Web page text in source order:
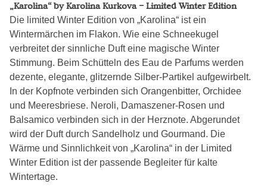
„Karolina“ by Karolina Kurkova – Limited Winter Edition
Die limited Winter Edition von „Karolina“ ist ein
Wintermärchen im Flakon. Wie eine Schneekugel
verbreitet der sinnliche Duft eine magische Winter
Stimmung. Beim Schütteln des Eau de Parfums werden
dezente, elegante, glitzernde Silber-Partikel aufgewirbelt.
In der Kopfnote verbinden sich Orangenbitter, Orchidee
und Meeresbriese. Neroli, Damaszener-Rosen und
Balsamico verbinden sich in der Herznote. Abgerundet
wird der Duft durch Sandelholz und Gourmand. Die
Wärme und Sinnlichkeit von „Karolina“ in der Limited
Winter Edition ist der passende Begleiter für kalte
Wintertage.